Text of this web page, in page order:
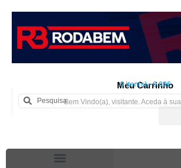
Meu Carrinho
0 iten(s) - 0.00€
Bem Vindo(a), visitante. Aceda à sua